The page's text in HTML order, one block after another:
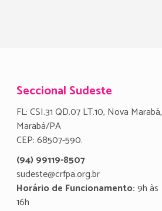
Seccional Sudeste
FL: CSI.31 QD.07 LT.10, Nova Marabá,
Marabá/PA
CEP: 68507-590.
(94) 99119-8507
sudeste@crfpa.org.br
Horário de Funcionamento:9h às
16h